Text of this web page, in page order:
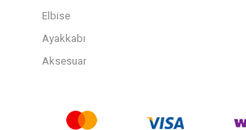
Elbise
Ayakkabı
Aksesuar